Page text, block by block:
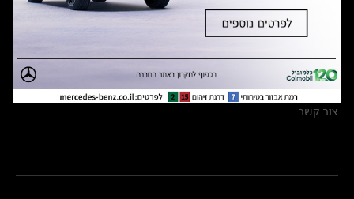
מצאו אותנו
אולמות תצוגה
מרכזי שירות
צור קשר